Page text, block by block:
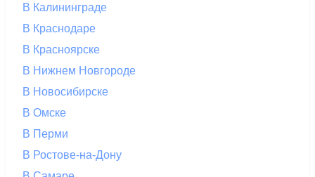
В Калининграде
В Краснодаре
В Красноярске
В Нижнем Новгороде
В Новосибирске
В Омске
В Перми
В Ростове-на-Дону